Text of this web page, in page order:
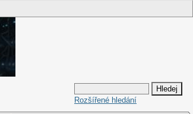
Rozšířené hledání